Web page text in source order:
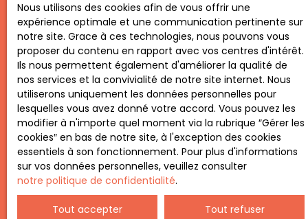
Nous utilisons des cookies afin de vous offrir une
expérience optimale et une communication pertinente sur
notre site. Grace à ces technologies, nous pouvons vous
proposer du contenu en rapport avec vos centres d'intérêt.
Ils nous permettent également d'améliorer la qualité de
nos services et la convivialité de notre site internet. Nous
utiliserons uniquement les données personnelles pour
lesquelles vous avez donné votre accord. Vous pouvez les
modifier à n'importe quel moment via la rubrique ″Gérer les
cookies″ en bas de notre site, à l'exception des cookies
essentiels à son fonctionnement. Pour plus d'informations
sur vos données personnelles, veuillez consulter
notre politique de confidentialité.
Tout accepter Tout refuser